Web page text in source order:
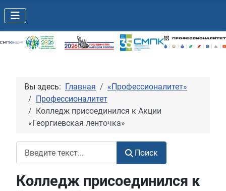
Вы здесь: Главная
«Профессионалитет»
Профессионалитет
Колледж присоединился к Акции
«Георгиевская ленточка»
Поиск
Колледж присоединился к